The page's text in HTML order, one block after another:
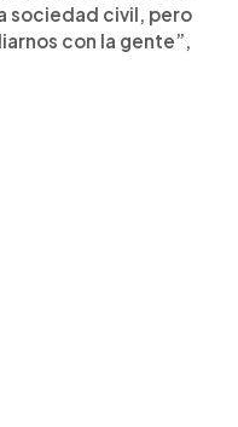
sociedad civil, pero
con la gente”,